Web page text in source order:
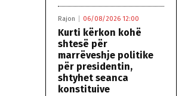
Rajon 06/08/2026 12:00
Kurti kërkon kohë
shtesë për
marrëveshje politike
për presidentin,
shtyhet seanca
konstituive